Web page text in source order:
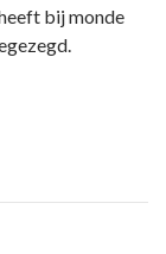
bij monde